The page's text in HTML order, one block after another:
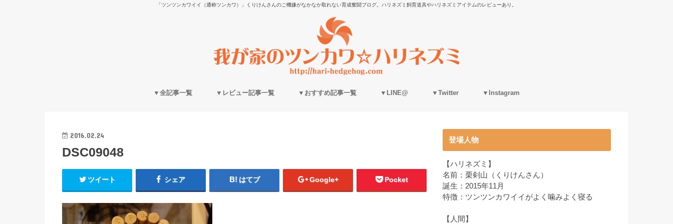
「ツンツンカワイイ（通称ツンカワ）」くりけんさんのご機嫌がなかなか取れない育成奮闘ブログ。ハリネズミ飼育道具やハリネズミアイテムのレビューあり。
▼全記事一覧 ▼レビュー記事一覧 ▼おすすめ記事一覧 ▼LINE@ ▼Twitter ▼Instagram
2016.02.24
DSC09048
ツイート シェア はてブ Google+ Pocket
登場人物
【ハリネズミ】
名前：栗剣山（くりけんさん）
誕生：2015年11月
特徴：ツンツンカワイイがよく噛みよく寝る
【人間】